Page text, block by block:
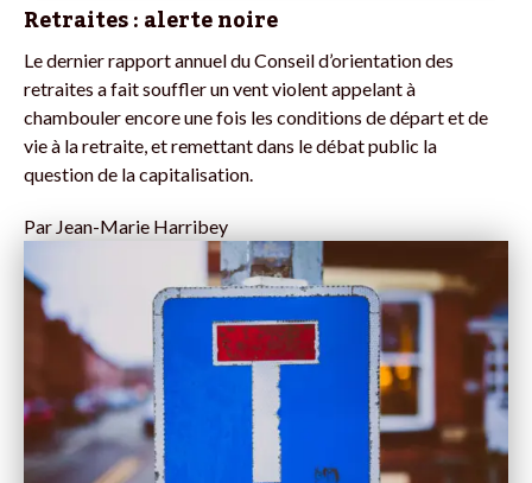
Retraites : alerte noire
Le dernier rapport annuel du Conseil d’orientation des
retraites a fait souffler un vent violent appelant à
chambouler encore une fois les conditions de départ et de
vie à la retraite, et remettant dans le débat public la
question de la capitalisation.
ParJean-Marie Harribey